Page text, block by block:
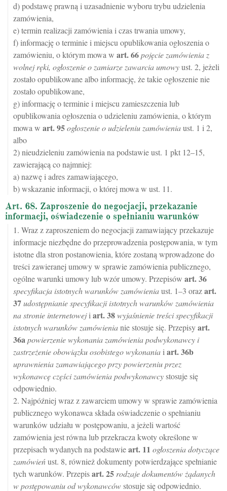
d) podstawę prawną i uzasadnienie wyboru trybu udzielenia
zamówienia,
e) termin realizacji zamówienia i czas trwania umowy,
f) informację o terminie i miejscu opublikowania ogłoszenia o
zamówieniu, o którym mowa w art.66pojęcie zamówienia z
wolnej ręki, ogłoszenie o zamiarze zawarcia umowyust. 2, jeżeli
zostało opublikowane albo informację, że takie ogłoszenie nie
zostało opublikowane,
g) informację o terminie i miejscu zamieszczenia lub
opublikowania ogłoszenia o udzieleniu zamówienia, o którym
mowa w art.95ogłoszenie o udzieleniu zamówieniaust. 1 i 2,
albo
2) nieudzieleniu zamówienia na podstawie ust. 1 pkt 12–15,
zawierającą co najmniej:
a) nazwę i adres zamawiającego,
b) wskazanie informacji, o której mowa w ust. 11.
Art. 68. Zaproszenie do negocjacji, przekazanie
informacji, oświadczenie o spełnianiu warunków
1. Wraz z zaproszeniem do negocjacji zamawiający przekazuje
informacje niezbędne do przeprowadzenia postępowania, w tym
istotne dla stron postanowienia, które zostaną wprowadzone do
treści zawieranej umowy w sprawie zamówienia publicznego,
ogólne warunki umowy lub wzór umowy. Przepisów art.36
specyfikacja istotnych warunków zamówieniaust. 1–3 orazart.
37udostępnianie specyfikacji istotnych warunków zamówienia
na stronie internetoweji art.38wyjaśnienie treści specyfikacji
istotnych warunków zamówienianie stosuje się. Przepisyart.
36apowierzenie wykonania zamówienia podwykonawcy i
zastrzeżenie obowiązku osobistego wykonania i art.36b
uprawnienia zamawiającego przy powierzeniu przez
wykonawcę części zamówienia podwykonawcystosuje się
odpowiednio.
2. Najpóźniej wraz z zawarciem umowy w sprawie zamówienia
publicznego wykonawca składa oświadczenie o spełnianiu
warunków udziału w postępowaniu, a jeżeli wartość
zamówienia jest równa lub przekracza kwoty określone w
przepisach wydanych na podstawieart. 11 ogłoszenia dotyczące
zamówieńust. 8, również dokumenty potwierdzające spełnianie
tych warunków. Przepisart.25 rodzaje dokumentów żądanych
w postępowaniu od wykonawcówstosuje się odpowiednio.